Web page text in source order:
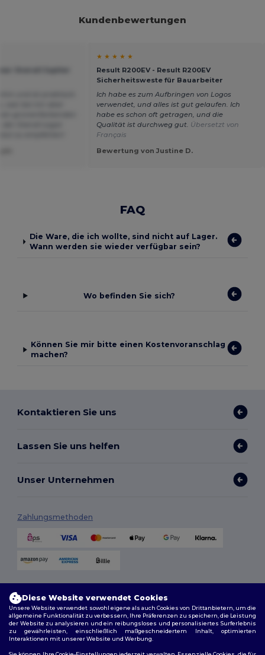
Kundenbewertungen
★ ★ ★ ★ ★
Result R200EV - Result R200EV
Sicherheitsweste für Bauarbeiter
Ich habe es zum Aufbringen von Logos
verwendet, und alles ist gut gelaufen. Ich
habe es schon oft getragen, und die
Qualität ist durchweg gut. Übersetzt von
Français
Bewertung von Justine D.
FAQ
Die Ware, die ich wollte, sind nicht auf Lager.
Wann werden sie wieder verfügbar sein?
Wo befinden Sie sich?
Können Sie mir bitte einen Kostenvoranschlag
machen?
Kontaktieren Sie uns
Lassen Sie uns helfen
Unser Unternehmen
Zahlungsmethoden
Diese Website verwendet Cookies
Unsere Website verwendet sowohl eigene als auch Cookies von Drittanbietern, um die
allgemeine Funktionalität zu verbessern, Ihre Präferenzen zu speichern, die Leistung
der Website zu analysieren und ein reibungsloses und personalisiertes Surferlebnis
zu gewährleisten, einschließlich maßgeschneidertem Inhalt, optimierten
Interaktionen mit unserer Website und Werbung.